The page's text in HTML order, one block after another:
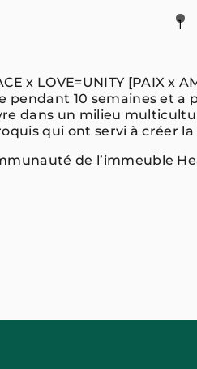
1
x LOVE=UNITY [PAIX x
pendant 10 semaines et a
dans un milieu
qui ont servi à créer la
de l’immeuble